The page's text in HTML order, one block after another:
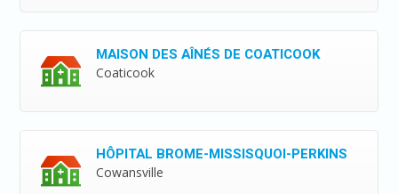
MAISON DES AÎNÉS DE COATICOOK
Coaticook
HÔPITAL BROME-MISSISQUOI-PERKINS
Cowansville